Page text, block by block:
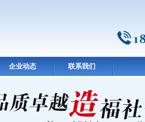
企业动态 联系我们